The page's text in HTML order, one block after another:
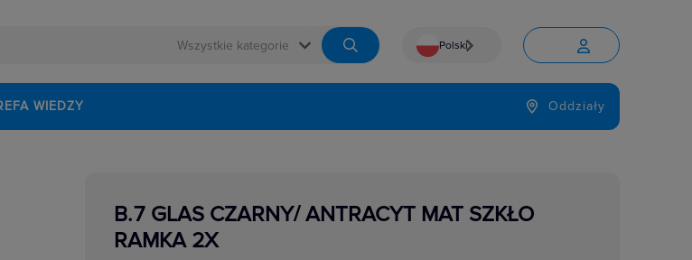
 Polski
Język

WIEDZY Oddziały
B.7 GLAS CZARNY/ ANTRACYT MAT SZKŁO
RAMKA 2X